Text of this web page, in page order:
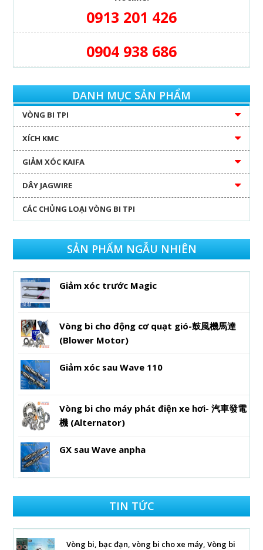
0913 201 426
0904 938 686
DANH MỤC SẢN PHẨM
VÒNG BI TPI
XÍCH KMC
GIẢM XÓC KAIFA
DÂY JAGWIRE
CÁC CHỦNG LOẠI VÒNG BI TPI
SẢN PHẨM NGẪU NHIÊN
Giảm xóc trước Magic
Vòng bi cho động cơ quạt gió-鼓風機馬達
(Blower Motor)
Giảm xóc sau Wave 110
Vòng bi cho máy phát điện xe hơi- 汽車發電
機 (Alternator)
GX sau Wave anpha
TIN TỨC
Vòng bi, bạc đạn, vòng bi cho xe máy, Vòng bi